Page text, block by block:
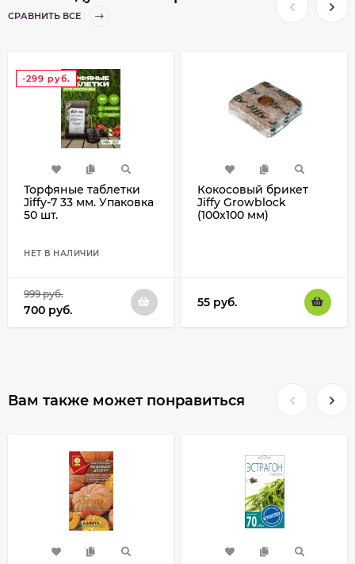
СРАВНИТЬ ВСЕ
-299 руб.
Торфяные таблетки
Jiffy-7 33 мм. Упаковка
50 шт.
НЕТ В НАЛИЧИИ
999руб.
700 руб.
Кокосовый брикет
Jiffy Growblock
(100x100 мм)
55 руб.
Вам также может понравиться